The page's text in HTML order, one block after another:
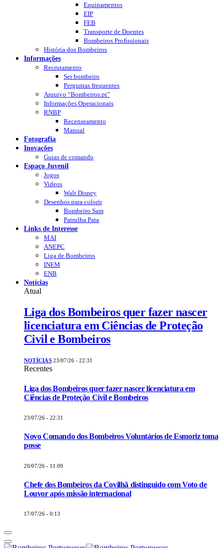
Equipamentos
EIP
FEB
Transporte de Doentes
Bombeiros Profissionais
História dos Bombeiros
Informações
Recrutamento
Ser bombeiro
Perguntas frequentes
Arquivo “Bombeiros.pt”
Informações Operacionais
RNBP
Recenseamento
Manual
Fotografia
Inovações
Guias de comando
Espaço Juvenil
Jogos
Videos
Walt Disney
Desenhos para colorir
Bombeiro Sam
Patrulha Pata
Links de Interesse
MAI
ANEPC
Liga de Bombeiros
INEM
ENB
Notícias
Atual
Liga dos Bombeiros quer fazer nascer
licenciatura em Ciências de Proteção
Civil e Bombeiros
NOTÍCIAS 23/07/26 - 22:31
Recentes
Liga dos Bombeiros quer fazer nascer licenciatura em
Ciências de Proteção Civil e Bombeiros
23/07/26 - 22:31
Novo Comando dos Bombeiros Voluntários de Esmoriz toma
posse
20/07/26 - 11:09
Chefe dos Bombeiros da Covilhã distinguido com Voto de
Louvor após missão internacional
17/07/26 - 0:13